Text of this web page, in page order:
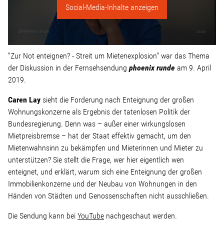
Linke Zukunftsdebatte
Sonstiges
Wahlkreis
Presse
Pressebilder
Service
Termine
Social-Media-Inhalte anzeigen
"Zur Not enteignen? - Streit um Mietenexplosion" war das Thema
der Diskussion in der Fernsehsendung phoenix runde am 9. April
2019.
Caren Lay sieht die Forderung nach Enteignung der großen
Wohnungskonzerne als Ergebnis der tatenlosen Politik der
Bundesregierung. Denn was – außer einer wirkungslosen
Mietpreisbremse – hat der Staat effektiv gemacht, um den
Mietenwahnsinn zu bekämpfen und Mieterinnen und Mieter zu
unterstützen? Sie stellt die Frage, wer hier eigentlich wen
enteignet, und erklärt, warum sich eine Enteignung der großen
Immobilienkonzerne und der Neubau von Wohnungen in den
Händen von Städten und Genossenschaften nicht ausschließen.
Die Sendung kann bei YouTube nachgeschaut werden.